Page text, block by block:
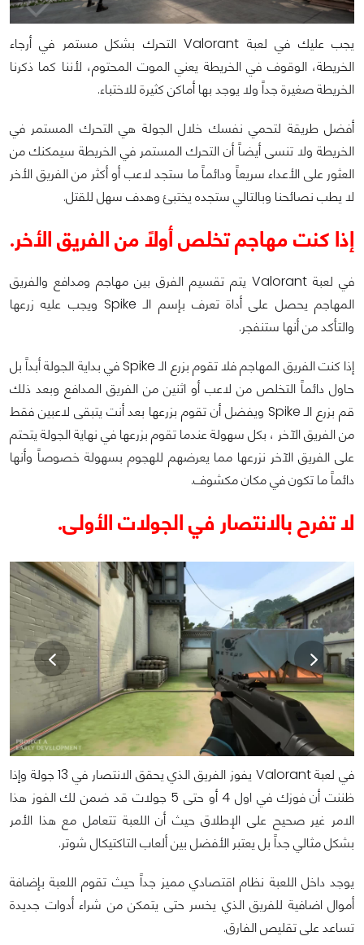
يجب عليك في لعبة Valorant التحرك بشكل مستمر في أرجاء
الخريطة، الوقوف في الخريطة يعني الموت المحتوم، لأننا كما ذكرنا
الخريطة صغيرة جداً ولا يوجد بها أماكن كثيرة للاختباء.
أفضل طريقة لتحمي نفسك خلال الجولة هي التحرك المستمر في
الخريطة ولا تنسى أيضاً أن التحرك المستمر في الخريطة سيمكنك من
العثور على الأعداء سريعاً ودائماً ما ستجد لاعب أو أكثر من الفريق الأخر
لا يطب نصائحنا وبالتالي ستجده يختبئ وهدف سهل للقتل.
إذا كنت مهاجم تخلص أولاً من الفريق الأخر.
في لعبة Valorant يتم تقسيم الفرق بين مهاجم ومدافع والفريق
المهاجم يحصل على أداة تعرف بإسم الـ Spike ويجب عليه زرعها
والتأكد من أنها ستنفجر.
إذا كنت الفريق المهاجم فلا تقوم بزرع الـ Spike في بداية الجولة أبداً بل
حاول دائماً التخلص من لاعب أو اثنين من الفريق المدافع وبعد ذلك
قم بزرع الـ Spike ويفضل أن تقوم بزرعها بعد أنت يتبقى لاعبين فقط
من الفريق الآخر ، بكل سهولة عندما تقوم بزرعها في نهاية الجولة يتحتم
على الفريق الآخر نزرعها مما يعرضهم للهجوم بسهولة خصوصاً وأنها
دائماً ما تكون في مكان مكشوف.
لا تفرح بالانتصار في الجولات الأولى.
في لعبة Valorant يفوز الفريق الذي يحقق الانتصار في 13 جولة وإذا
ظننت أن فوزك في اول 4 أو حتى 5 جولات قد ضمن لك الفوز هذا
الامر غير صحيح على الإطلاق حيث أن اللعبة تتعامل مع هذا الأمر
بشكل مثالي جداً بل يعتبر الأفضل بين ألعاب التاكتيكال شوتر.
يوجد داخل اللعبة نظام اقتصادي مميز جداً حيث تقوم اللعبة بإضافة
أموال اضافية للفريق الذي يخسر حتى يتمكن من شراء أدوات جديدة
تساعد على تقليص الفارق.